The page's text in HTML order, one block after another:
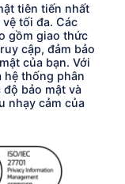
tiên tiến nhất
tối đa. Các
gồm giao thức
cập, đảm bảo
của bạn. Với
hệ thống phân
bảo mật và
nhạy cảm của